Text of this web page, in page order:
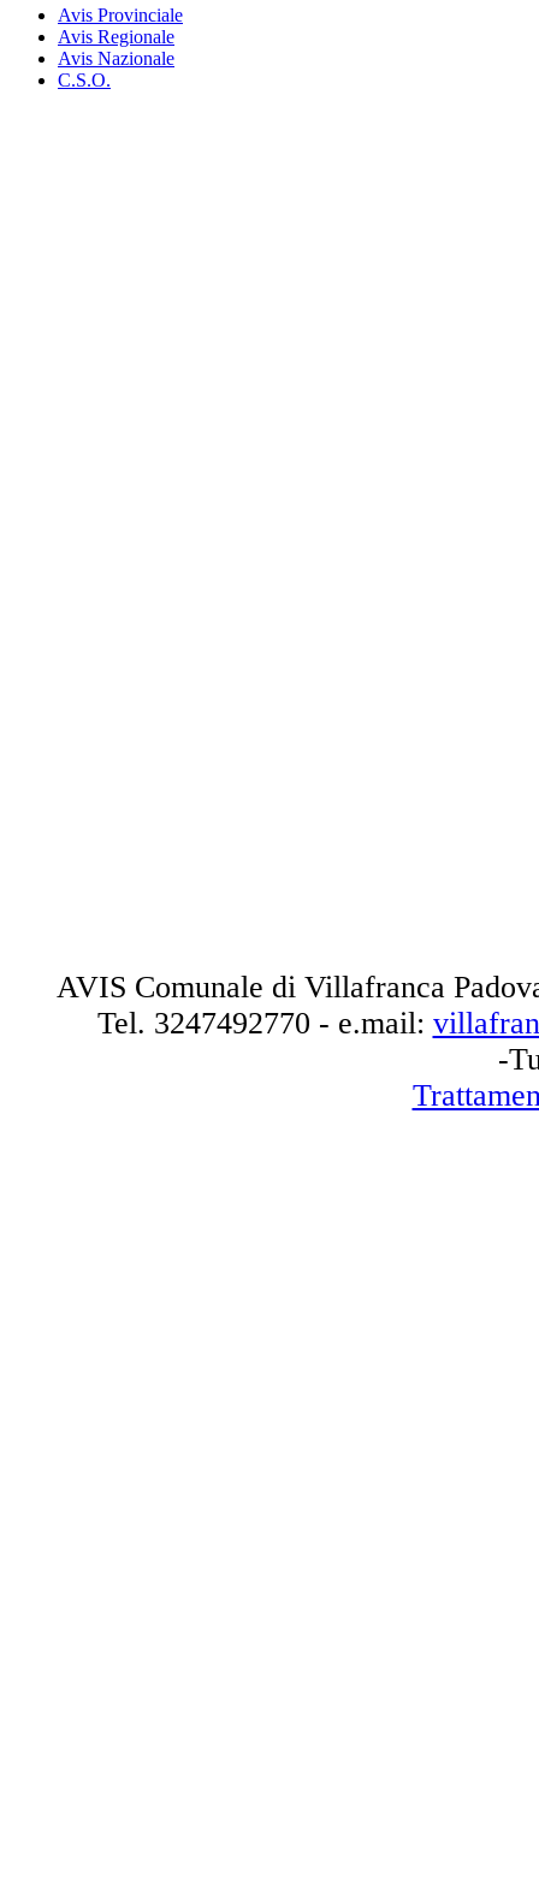
Avis Provinciale
Avis Regionale
Avis Nazionale
C.S.O.
AVIS Comunale di Villafranca
Tel. 3247492770 - e.mail:
-